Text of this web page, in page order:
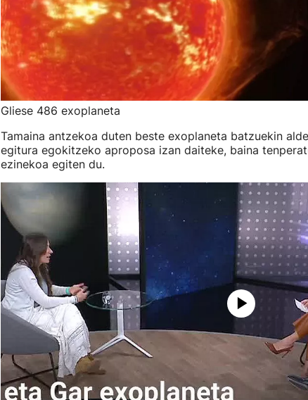
Gliese 486 exoplaneta
Tamaina antzekoa duten beste exoplaneta batzuekin
egitura egokitzeko aproposa izan daiteke, baina
ezinekoa egiten du.